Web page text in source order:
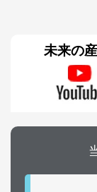
未来の